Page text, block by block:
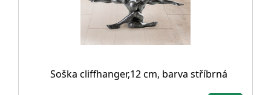
Soška cliffhanger,12 cm, barva stříbrná